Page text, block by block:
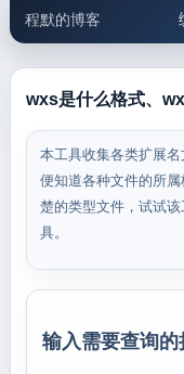
程默的博客
邮件工具
wxs是什么格式、
本工具收集各类扩展
便知道各种文件的所
楚的类型文件，试试
具。
输入需要查询的